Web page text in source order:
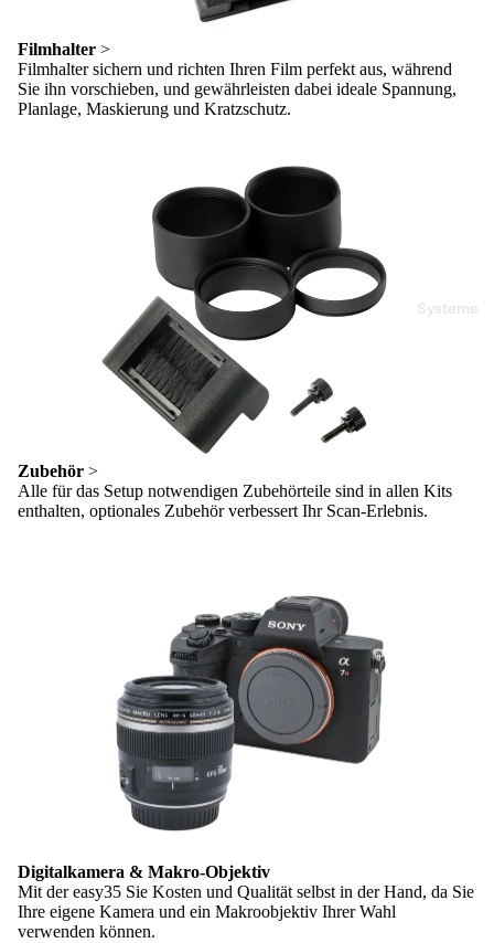
Systeme
Filmhalter >
Filmhalter sichern und richten Ihren Film perfekt aus, während
Sie ihn vorschieben, und gewährleisten dabei ideale Spannung,
Planlage, Maskierung und Kratzschutz.
Zubehör >
Alle für das Setup notwendigen Zubehörteile sind in allen Kits
enthalten, optionales Zubehör verbessert Ihr Scan-Erlebnis.
Digitalkamera & Makro-Objektiv
Mit der easy35 Sie Kosten und Qualität selbst in der Hand, da Sie
Ihre eigene Kamera und ein Makroobjektiv Ihrer Wahl
verwenden können.